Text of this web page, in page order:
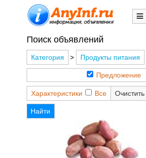
Поиск объявлений
Категория > Продукты питания
Предложение
Характеристики Все Очистить
Найти